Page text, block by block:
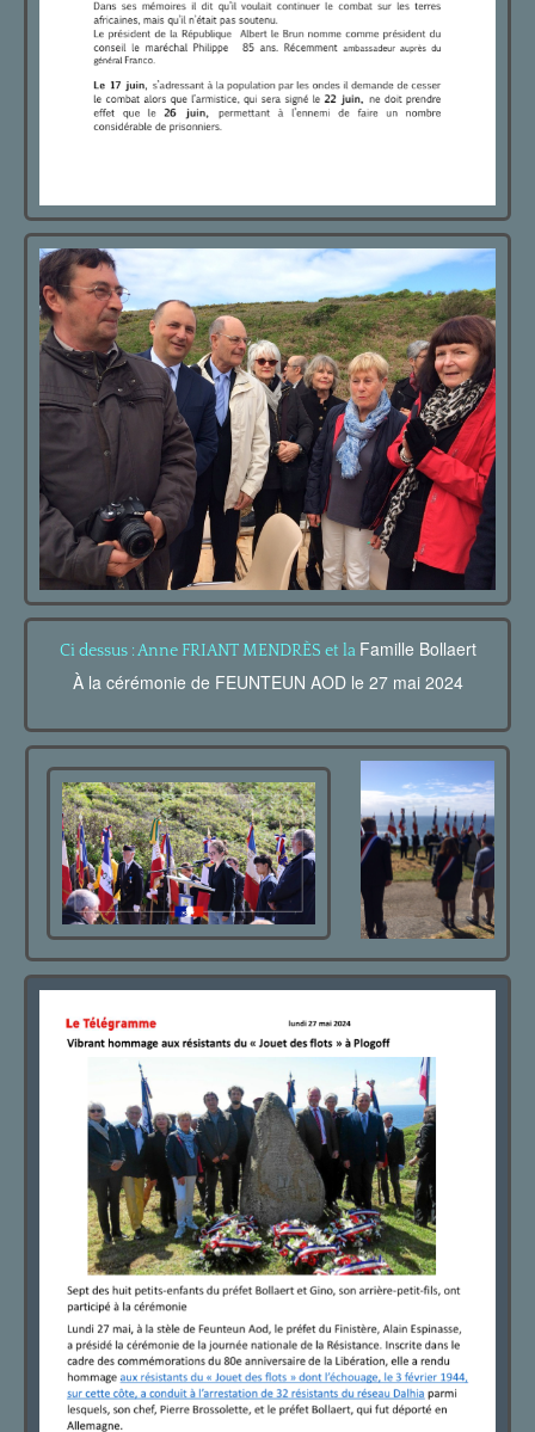
Ci dessus : Anne FRIANT MENDRÈS et la Famille Bollaert
À la cérémonie de FEUNTEUN AOD le 27 mai 2024